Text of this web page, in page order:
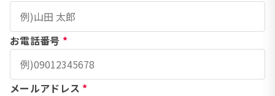
お電話番号 *
メールアドレス *